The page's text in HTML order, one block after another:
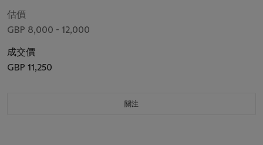
估價
GBP 8,000 - 12,000
成交價
GBP 11,250
關注